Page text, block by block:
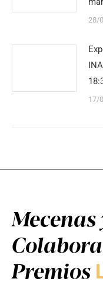
28/
17/
Mecenas
Premios